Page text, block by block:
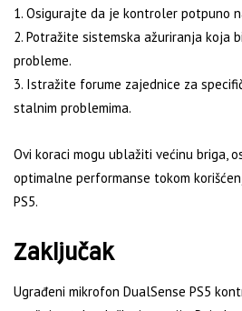
1. Osigurajte da je kontroler potpuno
2. Potražite sistemska ažuriranja koja
probleme.
3. Istražite forume zajednice za
stalnim problemima.
Ovi koraci mogu ublažiti većinu briga,
optimalne performanse tokom
PS5.
Zaključak
Ugrađeni mikrofon DualSense PS5